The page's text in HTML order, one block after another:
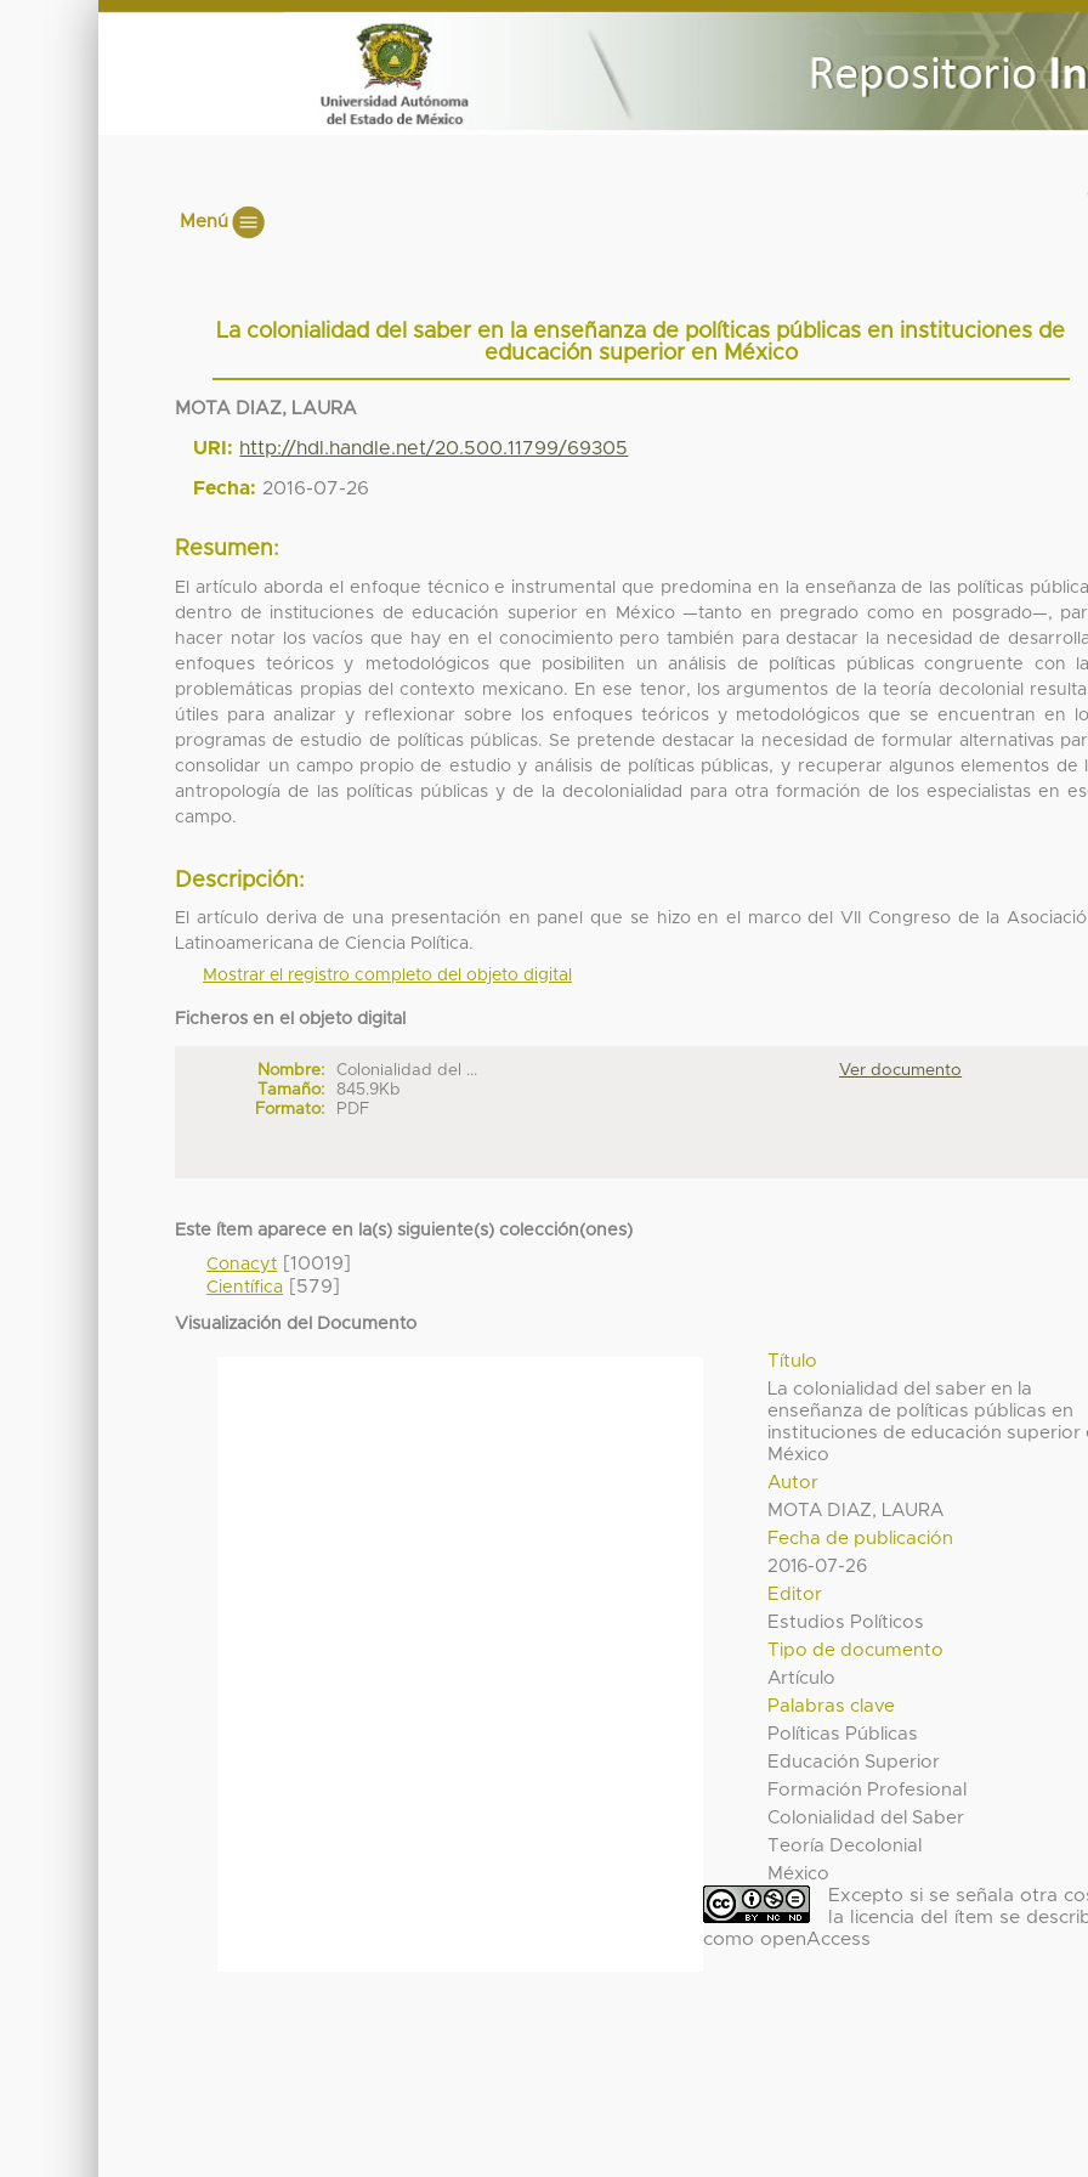
Menú
La colonialidad del saber en la enseñanza de políticas públicas en instituciones de
educación superior en México
MOTA DIAZ, LAURA
URI: http://hdl.handle.net/20.500.11799/69305
Fecha: 2016-07-26
Resumen:
El artículo aborda el enfoque técnico e instrumental que predomina en la enseñanza de las políticas
dentro de instituciones de educación superior en México —tanto en pregrado como en posgrado—,
hacer notar los vacíos que hay en el conocimiento pero también para destacar la necesidad de
enfoques teóricos y metodológicos que posibiliten un análisis de políticas públicas congruente con
problemáticas propias del contexto mexicano. En ese tenor, los argumentos de la teoría decolonial
útiles para analizar y reflexionar sobre los enfoques teóricos y metodológicos que se encuentran en
programas de estudio de políticas públicas. Se pretende destacar la necesidad de formular alternativas
consolidar un campo propio de estudio y análisis de políticas públicas, y recuperar algunos elementos de
antropología de las políticas públicas y de la decolonialidad para otra formación de los especialistas en
campo.
Descripción:
El artículo deriva de una presentación en panel que se hizo en el marco del VII Congreso de la
Latinoamericana de Ciencia Política.
Mostrar el registro completo del objeto digital
Ficheros en el objeto digital
Nombre:
Colonialidad del ...
Tamaño:
845.9Kb
Formato:
PDF
Ver documento
Este ítem aparece en la(s) siguiente(s) colección(ones)
Conacyt [10019]
Científica [579]
Visualización del Documento
Título
La colonialidad del saber en la
enseñanza de políticas públicas en
instituciones de educación superior
México
Autor
MOTA DIAZ, LAURA
Fecha de publicación
2016-07-26
Editor
Estudios Políticos
Tipo de documento
Artículo
Palabras clave
Políticas Públicas
Educación Superior
Formación Profesional
Colonialidad del Saber
Teoría Decolonial
México
Excepto si se señala otra
la licencia del ítem se
como openAccess